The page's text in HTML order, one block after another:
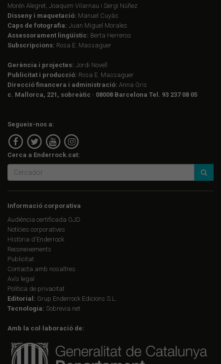
Morén Alegret, Joaquim Vilarnau i Sergi Núñez
Disseny i maquetació: Manuel Cuyàs
Caps de fotografia: Juan Miguel Morales
Assessorament lingüístic: Berta Herreros
Subscripcions: Rosa E. Massaguer
Gerència i projectes: Jordi Novell
Publicitat i producció: Rosa E. Massaguer
Direcció financera i administració: Anna Gris
c. Mallorca, 221, sobreàtic · 08008 Barcelona Tel. 93 237 08 05
Segueix-nos a:
Cerca a Enderrock.cat:
Informació corporativa
Audiència certificada OJD
Notícies corporatives
Història d'Enderrock
Reconeixements
Publicitat
Contacta amb nosaltres
Avís legal
Política de privacitat
Editorial: Grup Enderrock Edicions S.L.
Tecnologia: Sobrevia.net
Amb la col·laboració de: